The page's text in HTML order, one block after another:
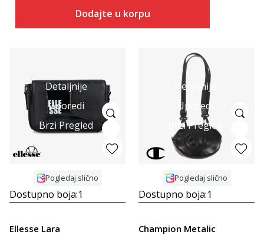
Dodajte u korpu
Detaljnije
Uporedi
Brzi Pregled
Pogledaj slično
Dostupno boja:1
Ellesse Lara
Detaljnije
Uporedi
Brzi Pregled
Pogledaj slično
Dostupno boja:1
Champion Metalic